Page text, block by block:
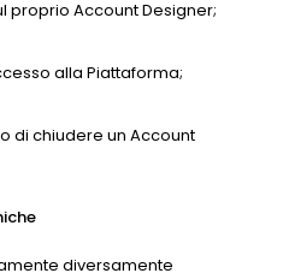
proprio Account Designer;
alla Piattaforma;
di chiudere un Account
diversamente